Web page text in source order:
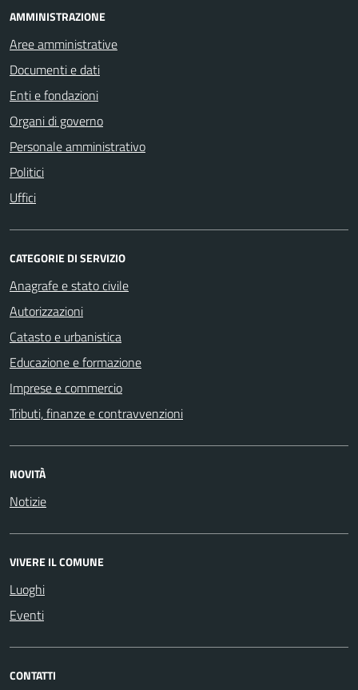
AMMINISTRAZIONE
Aree amministrative
Documenti e dati
Enti e fondazioni
Organi di governo
Personale amministrativo
Politici
Uffici
CATEGORIE DI SERVIZIO
Anagrafe e stato civile
Autorizzazioni
Catasto e urbanistica
Educazione e formazione
Imprese e commercio
Tributi, finanze e contravvenzioni
NOVITÀ
Notizie
VIVERE IL COMUNE
Luoghi
Eventi
CONTATTI